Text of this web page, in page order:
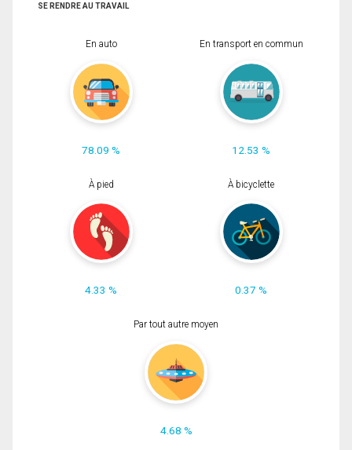
SE RENDRE AU TRAVAIL
En auto
78.09 %
En transport en commun
12.53 %
À pied
4.33 %
À bicyclette
0.37 %
Par tout autre moyen
4.68 %